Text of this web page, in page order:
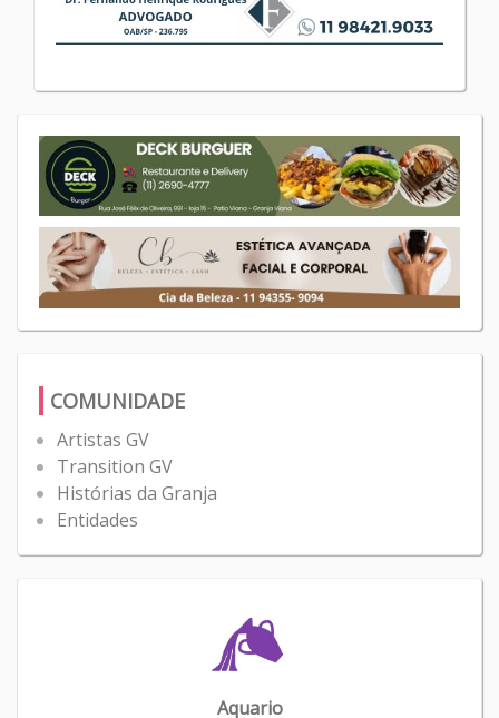
COMUNIDADE
Artistas GV
Transition GV
Histórias da Granja
Entidades
Aquario